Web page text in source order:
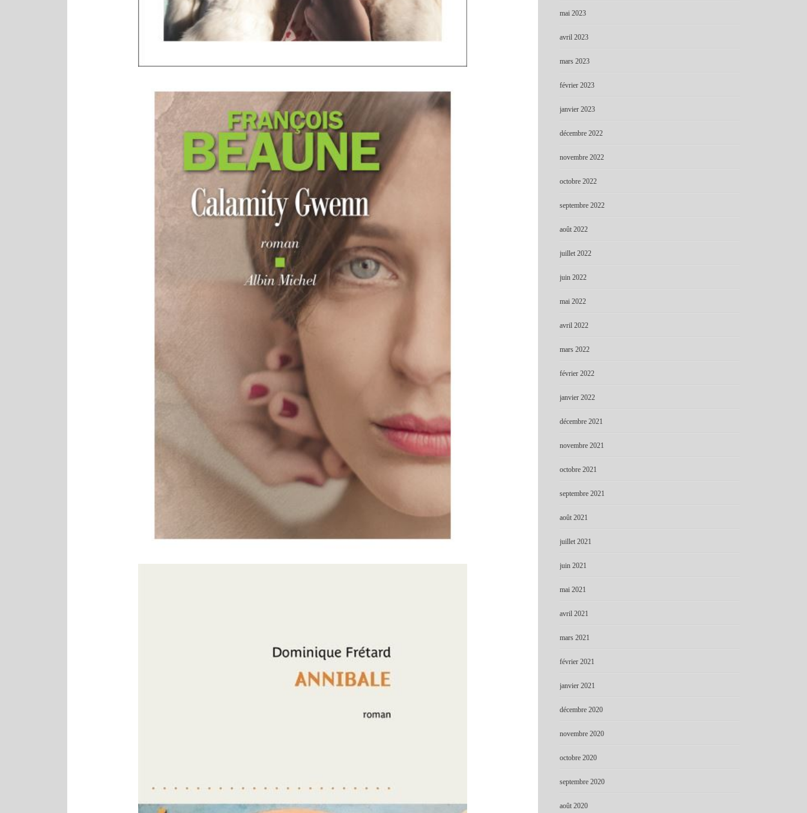
mai 2023
avril 2023
mars 2023
février 2023
janvier 2023
décembre 2022
novembre 2022
octobre 2022
septembre 2022
août 2022
juillet 2022
juin 2022
mai 2022
avril 2022
mars 2022
février 2022
janvier 2022
décembre 2021
novembre 2021
octobre 2021
septembre 2021
août 2021
juillet 2021
juin 2021
mai 2021
avril 2021
mars 2021
février 2021
janvier 2021
décembre 2020
novembre 2020
octobre 2020
septembre 2020
août 2020